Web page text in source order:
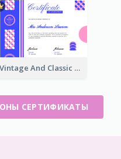
Vintage And Classic Vibrant Certificate Design Ideas
СЕРТИФИКАТЫ